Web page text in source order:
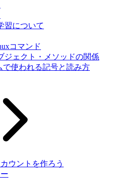
習について
コマンド
ジェクト・メソッドの関係
で使われる記号と読み方
ウントを作ろう